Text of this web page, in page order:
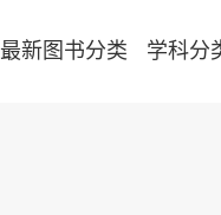
最新图书分类 学科分